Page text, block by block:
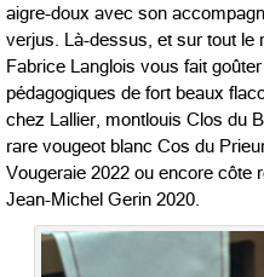
aigre-doux avec son
verjus. Là-dessus, et sur tout le
Fabrice Langlois vous fait
pédagogiques de fort beaux
chez Lallier, montlouis Clos du
rare vougeot blanc Cos du
Vougeraie 2022 ou encore côte
Jean-Michel Gerin 2020.